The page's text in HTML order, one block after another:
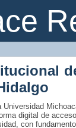
digital de
con